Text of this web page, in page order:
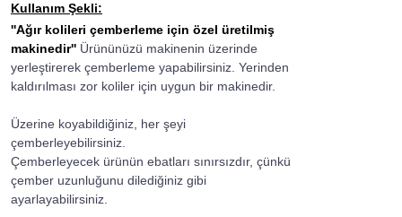
Kullanım Şekli:
''Ağır kolileri çemberleme için özel üretilmiş
makinedir'' Ürününüzü makinenin üzerinde
yerleştirerek çemberleme yapabilirsiniz. Yerinden
kaldırılması zor koliler için uygun bir makinedir.
Üzerine koyabildiğiniz, her şeyi
çemberleyebilirsiniz.
Çemberleyecek ürünün ebatları sınırsızdır, çünkü
çember uzunluğunu dilediğiniz gibi
ayarlayabilirsiniz.